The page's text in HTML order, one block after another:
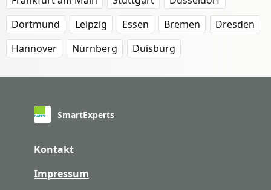
Dortmund
Leipzig Essen Bremen
Dresden
Hannover
Nürnberg Duisburg
SmartExperts
Kontakt
Impressum